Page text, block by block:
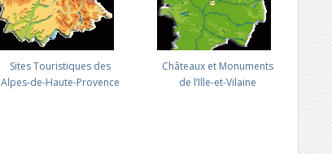
Sites Touristiques des
Alpes-de-Haute-Provence
Châteaux et Monuments
de l’Ille-et-Vilaine